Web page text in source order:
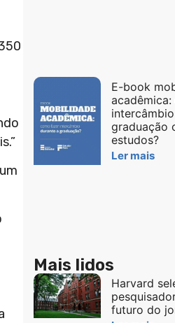
E-book
graduação
estudos?
Ler mais
Mais lidos
Harvard
futuro do